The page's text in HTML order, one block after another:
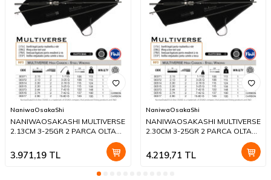
NaniwaOsakaShi
NANIWAOSAKASHI MULTIVERSE
2.13CM 3-25GR 2 PARCA OLTA
3.971,19 TL
NaniwaOsakaShi
NANIWAOSAKASHI MULTIVERSE
2.30CM 3-25GR 2 PARCA OLTA
4.219,71 TL